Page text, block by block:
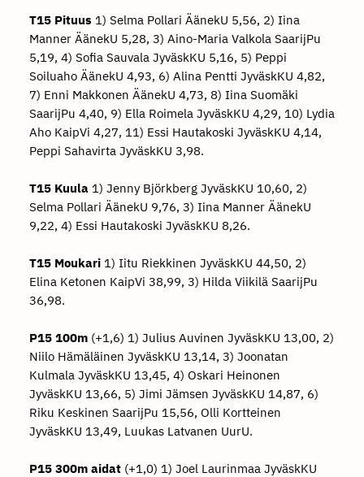
T15 Pituus 1) Selma Pollari ÄänekU 5,56, 2) Iina
Manner ÄänekU 5,28, 3) Aino-Maria Valkola SaarijPu
5,19, 4) Sofia Sauvala JyväskKU 5,16, 5) Peppi
Soiluaho ÄänekU 4,93, 6) Alina Pentti JyväskKU 4,82,
7) Enni Makkonen ÄänekU 4,73, 8) Iina Suomäki
SaarijPu 4,40, 9) Ella Roimela JyväskKU 4,29, 10) Lydia
Aho KaipVi 4,27, 11) Essi Hautakoski JyväskKU 4,14,
Peppi Sahavirta JyväskKU 3,98.
T15 Kuula 1) Jenny Björkberg JyväskKU 10,60, 2)
Selma Pollari ÄänekU 9,76, 3) Iina Manner ÄänekU
9,22, 4) Essi Hautakoski JyväskKU 8,26.
T15 Moukari1) Iitu Riekkinen JyväskKU 44,50, 2)
Elina Ketonen KaipVi 38,99, 3) Hilda Viikilä SaarijPu
36,98.
P15 100m(+1,6) 1) Julius Auvinen JyväskKU 13,00, 2)
Niilo Hämäläinen JyväskKU 13,14, 3) Joonatan
Kulmala JyväskKU 13,45, 4) Oskari Heinonen
JyväskKU 13,66, 5) Jimi Jämsen JyväskKU 14,87, 6)
Riku Keskinen SaarijPu 15,56, Olli Kortteinen
JyväskKU 13,49, Luukas Latvanen UurU.
P15 300m aidat(+1,0) 1) Joel Laurinmaa JyväskKU